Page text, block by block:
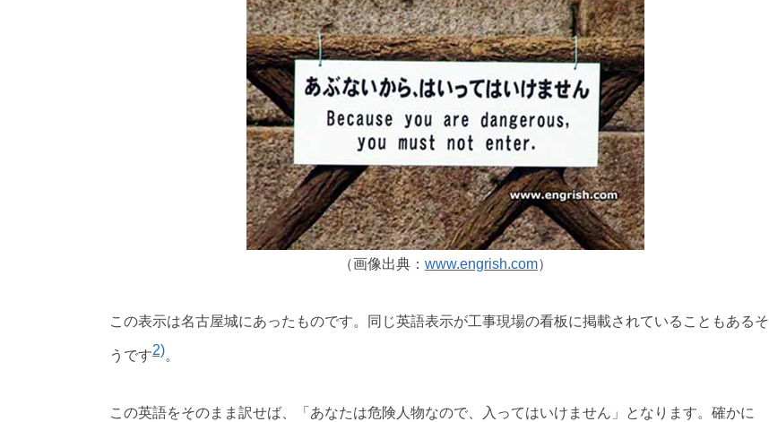
（画像出典： www.engrish.com）
この表示は名古屋城にあったものです。同じ英語表示が工事現場の看板に掲載されていることもあるそ
うです2)。
この英語をそのまま訳せば、「あなたは危険人物なので、入ってはいけません」となります。確かに